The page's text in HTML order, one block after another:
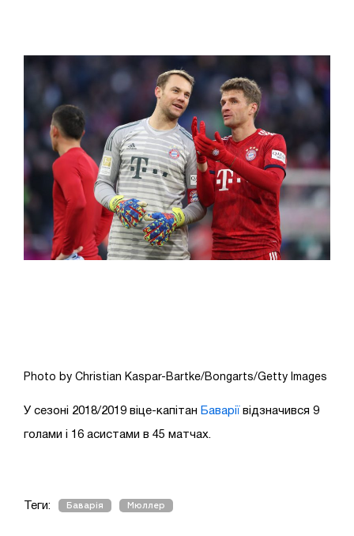
Photo by Christian Kaspar-Bartke/Bongarts/Getty Images
У сезоні 2018/2019 віце-капітан Баварії відзначився 9
голами і 16 асистами в 45 матчах.
Теги: Баварія Мюллер